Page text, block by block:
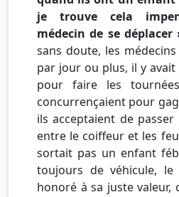
je trouve cela
médecin de se déplacer
sans doute, les
par jour ou plus, il y avait
pour faire les
concurrençaient pour
ils acceptaient de
entre le coiffeur et les
sortait pas un enfant
toujours de véhicule, le
honoré à sa juste valeur,